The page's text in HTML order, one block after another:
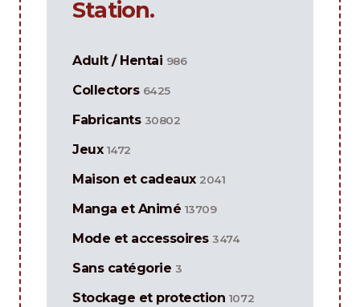
Station.
Adult / Hentai 986
Collectors 6425
Fabricants 30802
Jeux 1472
Maison et cadeaux 2041
Manga et Animé 13709
Mode et accessoires 3474
Sans catégorie 3
Stockage et protection 1072